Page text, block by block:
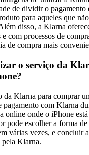
de dividir o pagamento
para aqueles que
disso, a Klarna
com processos de
de compra mais
o serviço da
da Klarna para comprar
pagamento com Klarna
online onde o iPhone
pode escolher a forma de
várias vezes, e concluir
pela Klarna.